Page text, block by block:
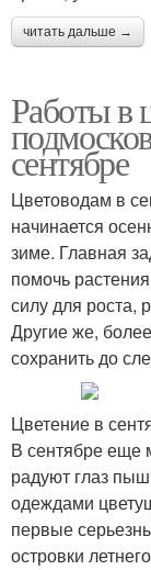
читать дальше →
Работы в
сентябре
Цветоводам в
начинается
зиме. Главная
помочь
силу для роста,
Другие же,
сохранить до
Цветение в
В сентябре еще
радуют глаз
одеждами
первые
островки